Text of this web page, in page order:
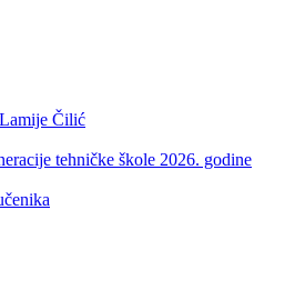
Čilić
tehničke škole 2026. godine